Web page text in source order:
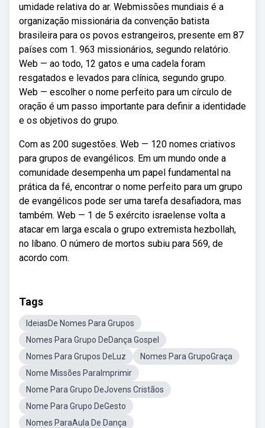
umidade relativa do ar. Webmissões mundiais é a
organização missionária da convenção batista
brasileira para os povos estrangeiros, presente em 87
países com 1. 963 missionários, segundo relatório.
Web — ao todo, 12 gatos e uma cadela foram
resgatados e levados para clínica, segundo grupo.
Web — escolher o nome perfeito para um círculo de
oração é um passo importante para definir a identidade
e os objetivos do grupo.
Com as 200 sugestões. Web — 120 nomes criativos
para grupos de evangélicos. Em um mundo onde a
comunidade desempenha um papel fundamental na
prática da fé, encontrar o nome perfeito para um grupo
de evangélicos pode ser uma tarefa desafiadora, mas
também. Web — 1 de 5 exército israelense volta a
atacar em larga escala o grupo extremista hezbollah,
no líbano. O número de mortos subiu para 569, de
acordo com.
Tags
IdeiasDe Nomes Para Grupos
Nomes Para Grupo DeDança Gospel
Nomes Para Grupos DeLuz
Nomes Para GrupoGraça
Nome Missões ParaImprimir
Nome Para Grupo DeJovens Cristãos
Nome Para Grupo DeGesto
Nomes ParaAula De Dança